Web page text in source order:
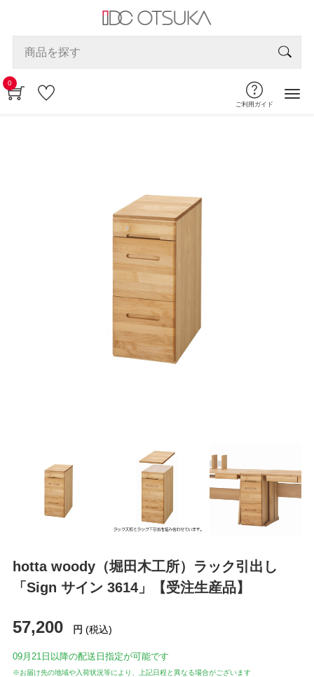
0
ご利用ガイド
hotta woody（堀田木工所）ラック引出し
「Sign サイン 3614」【受注生産品】
57,200 円 (税込)
09月21日 以降の配送日指定が可能です
※お届け先の地域や入荷状況等により、上記日程と異なる場合がございます